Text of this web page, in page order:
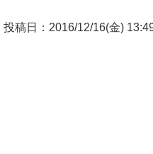
投稿日：2016/12/16(金)